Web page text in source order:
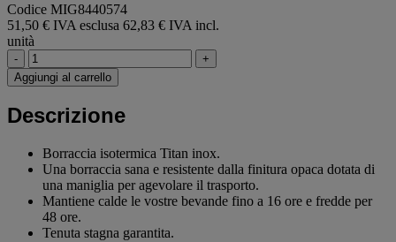
Codice MIG8440574
51,50 € IVA esclusa 62,83 € IVA incl.
unità
-
+
Aggiungi al carrello
Descrizione
Borraccia isotermica Titan inox.
Una borraccia sana e resistente dalla finitura opaca dotata di
una maniglia per agevolare il trasporto.
Mantiene calde le vostre bevande fino a 16 ore e fredde per
48 ore.
Tenuta stagna garantita.